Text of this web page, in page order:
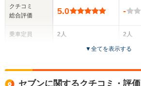
クチコミ
総合評価
乗車定員
5.0
2人
全高
-
2人
-
▼全てを表示する
セブンに関するクチコミ・評価